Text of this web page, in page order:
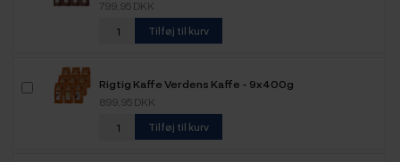
799,95 DKK
Tilføj til kurv
Rigtig Kaffe Verdens Kaffe - 9x400g
899,95 DKK
Tilføj til kurv